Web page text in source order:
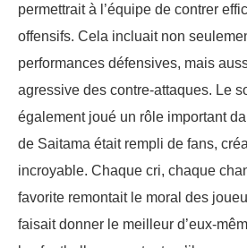
permettrait à l’équipe de contrer
offensifs. Cela incluait non
performances défensives, mais
agressive des contre-attaques. Le
également joué un rôle important
de Saitama était rempli de fans,
incroyable. Chaque cri, chaque
favorite remontait le moral des
faisait donner le meilleur d’eux-